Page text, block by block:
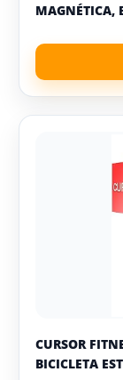
MAGNÉTICA,
CURSOR
BICICLETA